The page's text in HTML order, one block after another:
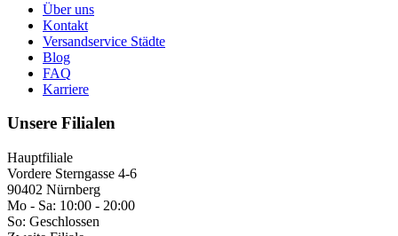
Über uns
Kontakt
Versandservice Städte
Blog
FAQ
Karriere
Unsere Filialen
Hauptfiliale
Vordere Sterngasse 4-6
90402 Nürnberg
Mo - Sa: 10:00 - 20:00
So: Geschlossen